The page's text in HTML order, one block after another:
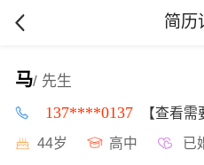
简历
马/ 先生
137****0137 【查看需
44岁 高中 已